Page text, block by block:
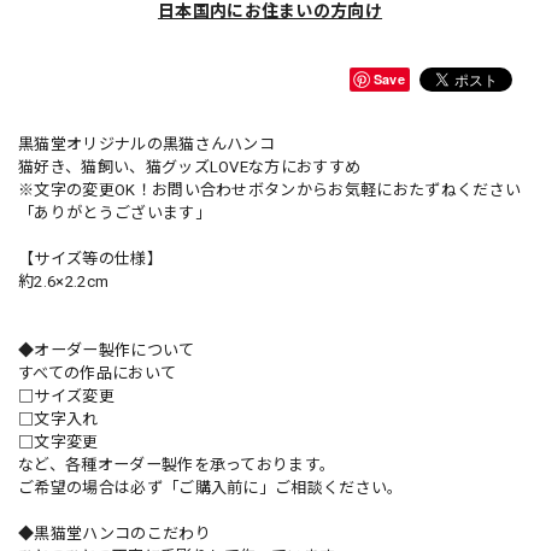
日本国内にお住まいの方向け
Save
黒猫堂オリジナルの黒猫さんハンコ
猫好き、猫飼い、猫グッズLOVEな方におすすめ
※文字の変更OK！お問い合わせボタンからお気軽におたずねください
「ありがとうございます」
【サイズ等の仕様】
約2.6×2.2cm
◆オーダー製作について
すべての作品において
□サイズ変更
□文字入れ
□文字変更
など、各種オーダー製作を承っております。
ご希望の場合は必ず「ご購入前に」ご相談ください。
◆黒猫堂ハンコのこだわり